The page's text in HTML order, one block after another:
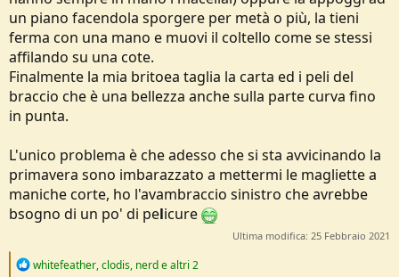
un piano facendola sporgere per metà o più, la tieni
ferma con una mano e muovi il coltello come se stessi
affilando su una cote.
Finalmente la mia britoea taglia la carta ed i peli del
braccio che è una bellezza anche sulla parte curva fino
in punta.
L'unico problema è che adesso che si sta avvicinando la
primavera sono imbarazzato a mettermi le magliette a
maniche corte, ho l'avambraccio sinistro che avrebbe
bsogno di un po' di pelicure
Ultima modifica: 25 Febbraio 2021
R
whitefeather,clodis, nerde altri 2